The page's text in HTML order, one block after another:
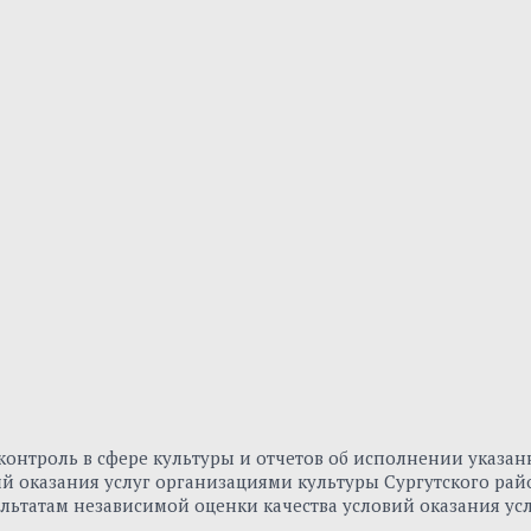
в сфере культуры и отчетов об исполнении
оказания услуг организациями культуры Сургутского
независимой оценки качества условий оказания